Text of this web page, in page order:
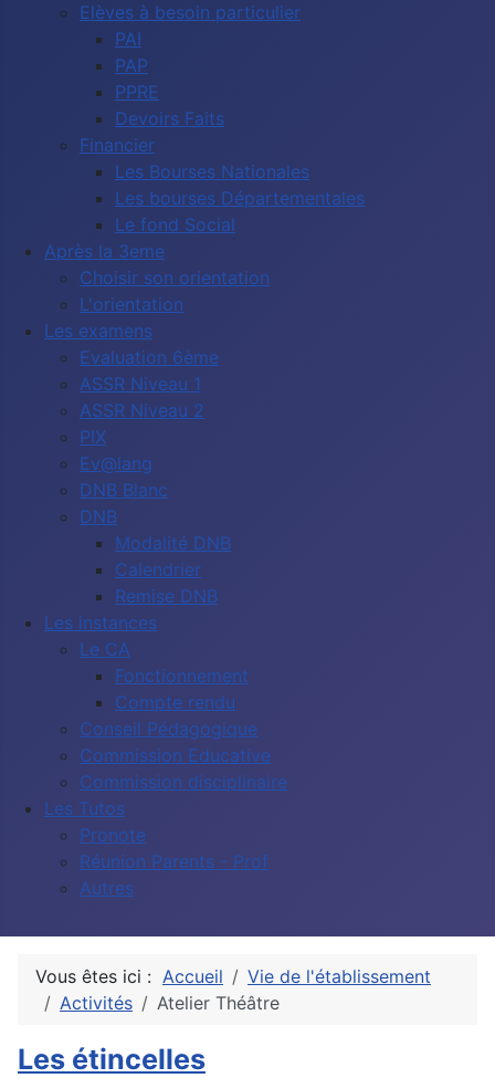
Elèves à besoin particulier
PAI
PAP
PPRE
Devoirs Faits
Financier
Les Bourses Nationales
Les bourses Départementales
Le fond Social
Après la 3eme
Choisir son orientation
L'orientation
Les examens
Evaluation 6ème
ASSR Niveau 1
ASSR Niveau 2
PIX
Ev@lang
DNB Blanc
DNB
Modalité DNB
Calendrier
Remise DNB
Les instances
Le CA
Fonctionnement
Compte rendu
Conseil Pédagogique
Commission Educative
Commission disciplinaire
Les Tutos
Pronote
Réunion Parents - Prof
Autres
Vous êtes ici : Accueil
Vie de l'établissement
Activités
Atelier Théâtre
Les étincelles